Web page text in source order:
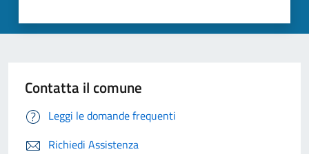
Contatta il comune
Leggi le domande frequenti
Richiedi Assistenza